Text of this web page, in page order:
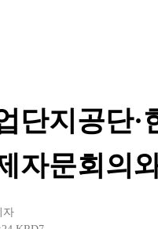
단지공단
자문회의
자